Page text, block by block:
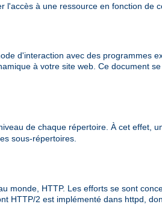
à une ressource en fonction de
d'interaction avec des programmes
à votre site web. Ce document
de chaque répertoire. À cet effet,
sous-répertoires.
monde, HTTP. Les efforts se sont
HTTP/2 est implémenté dans httpd,